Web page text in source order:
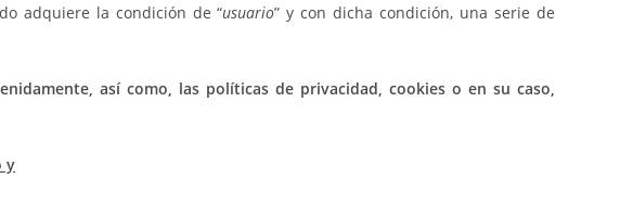
adquiere la condición de “usuario” y con dicha condición, una serie de
así como, las políticas de privacidad, cookies o en su caso,
y